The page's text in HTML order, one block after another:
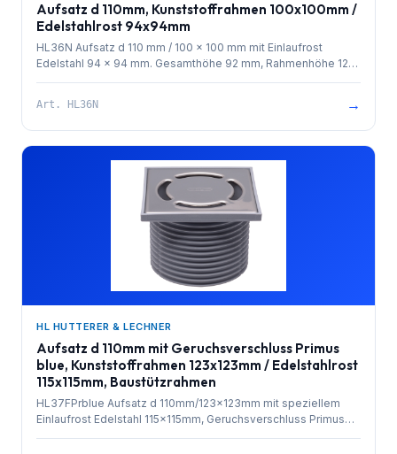
Aufsatz d 110mm, Kunststoffrahmen 100x100mm /
Edelstahlrost 94x94mm
HL36N Aufsatz d 110 mm / 100 x 100 mm mit Einlaufrost
Edelstahl 94 x 94 mm. Gesamthöhe 92 mm, Rahmenhöhe 12
mm
Art. HL36N →
HL HUTTERER & LECHNER
Aufsatz d 110mm mit Geruchsverschluss Primus
blue, Kunststoffrahmen 123x123mm / Edelstahlrost
115x115mm, Baustützrahmen
HL37FPrblue Aufsatz d 110mm/123x123mm mit speziellem
Einlaufrost Edelstahl 115x115mm, Geruchsverschluss Primus
blue, O-Ring und Baustützrahmen. Gesamthöhe 90mm.